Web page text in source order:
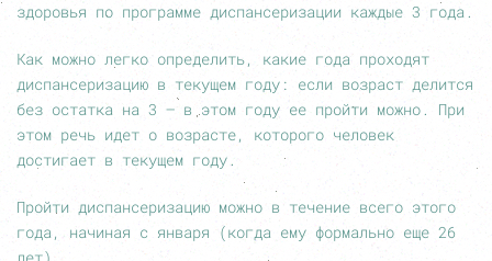
здоровья по программе диспансеризации каждые 3 года.
Как можно легко определить, какие года проходят
диспансеризацию в текущем году: если возраст делится
без остатка на 3 – в этом году ее пройти можно. При
этом речь идет о возрасте, которого человек
достигает в текущем году.
Пройти диспансеризацию можно в течение всего этого
года, начиная с января (когда ему формально еще 26